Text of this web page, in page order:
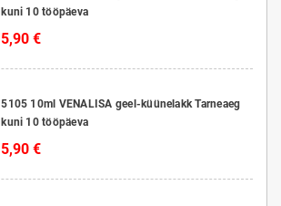
kuni 10 tööpäeva
5,90 €
5105 10ml VENALISA geel-küünelakk Tarneaeg
kuni 10 tööpäeva
5,90 €